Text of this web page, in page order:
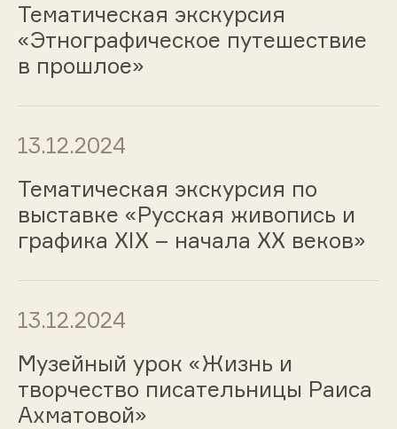
Тематическая экскурсия
«Этнографическое путешествие
в прошлое»
13.12.2024
Тематическая экскурсия по
выставке «Русская живопись и
графика ХIХ – начала ХХ веков»
13.12.2024
Музейный урок «Жизнь и
творчество писательницы Раиса
Ахматовой»